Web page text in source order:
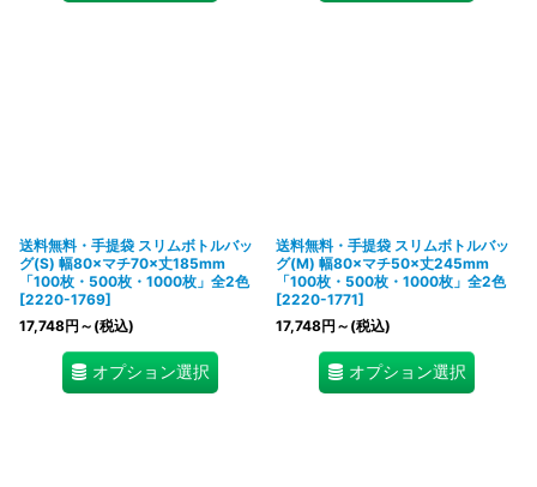
送料無料・手提袋 スリムボトルバッ
グ(S) 幅80×マチ70×丈185mm
「100枚・500枚・1000枚」全2色
[2220-1769]
17,748円 ～ (税込)
オプション選択
送料無料・手提袋 スリムボトルバッ
グ(M) 幅80×マチ50×丈245mm
「100枚・500枚・1000枚」全2色
[2220-1771]
17,748円 ～ (税込)
オプション選択